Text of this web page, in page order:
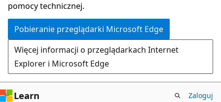
pomocy technicznej.
Pobieranie przeglądarki Microsoft Edge
Więcej informacji o przeglądarkach Internet
Explorer i Microsoft Edge
Learn Zaloguj